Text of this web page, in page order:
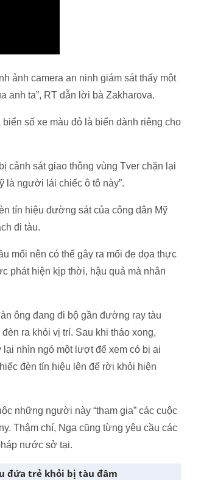
ảnh camera an ninh giám sát thấy một
anh ta”, RT dẫn lời bà Zakharova.
số xe màu đỏ là biển dành riêng cho
cảnh sát giao thông vùng Tver chặn lại
là người lái chiếc ô tô này”.
tín hiệu đường sát của công dân Mỹ
đi tàu.
mối nên có thể gây ra mối đe dọa thực
phát hiện kịp thời, hậu quả mà nhân
ông đang đi bộ gần đường ray tàu
ra khỏi vị trí. Sau khi tháo xong,
nhìn ngó một lượt để xem có bị ai
đèn tín hiệu lên để rời khỏi hiện
những người này “tham gia” các cuộc
Thậm chí, Nga cũng từng yêu cầu các
nước sở tại.
đứa trẻ khỏi bị tàu đâm